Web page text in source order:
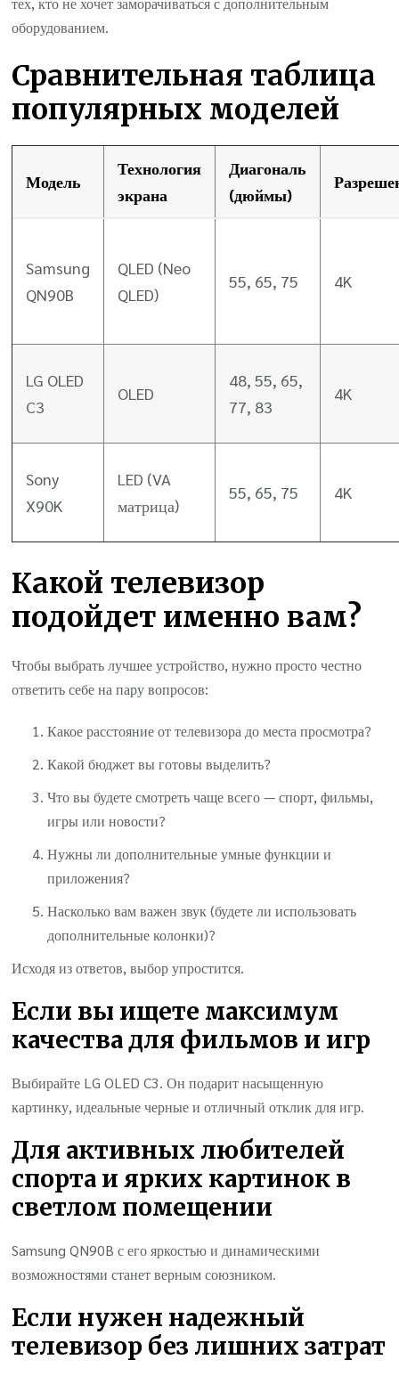
оборудованием.
Сравнительная таблица
популярных моделей
Модель
Технология
экрана
Диагональ
(дюймы)
Samsung
QN90B
QLED (Neo
QLED)
55, 65, 75 4K
LG OLED
C3
OLED
48, 55, 65,
77, 83
4K
Sony
X90K
LED (VA
матрица)
55, 65, 75 4K
Какой телевизор
подойдет именно вам?
Чтобы выбрать лучшее устройство, нужно просто честно
ответить себе на пару вопросов:
Какое расстояние от телевизора до места просмотра?
Какой бюджет вы готовы выделить?
Что вы будете смотреть чаще всего — спорт, фильмы,
игры или новости?
Нужны ли дополнительные умные функции и
приложения?
Насколько вам важен звук (будете ли использовать
дополнительные колонки)?
Исходя из ответов, выбор упростится.
Если вы ищете максимум
качества для фильмов и игр
Выбирайте LG OLED C3. Он подарит насыщенную
картинку, идеальные черные и отличный отклик для игр.
Для активных любителей
спорта и ярких картинок в
светлом помещении
Samsung QN90B с его яркостью и динамическими
возможностями станет верным союзником.
Если нужен надежный
телевизор без лишних затрат